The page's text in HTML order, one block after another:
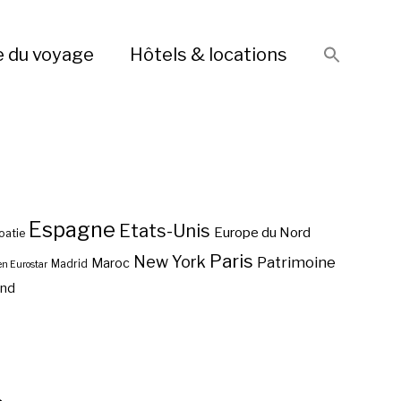
du voyage Hôtels & locations
Espagne Etats-Unis Europe du Nord
Eurostar Madrid Maroc New York Paris Patrimoine